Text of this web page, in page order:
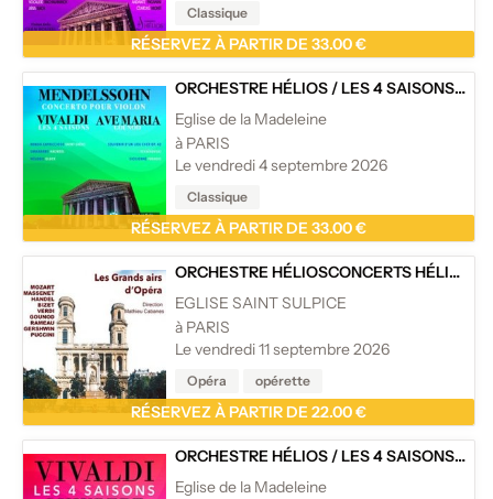
Classique
RÉSERVEZ À PARTIR DE 33.00 €
ORCHESTRE HÉLIOS /LES 4 SAISONS DE VIVALDI EXTRAITS, AVE MARIA - CONCERTO DE MENDELSSOHN - EGLISE DE LA MADELEINE
Eglise de la Madeleine
à PARIS
Le vendredi 4 septembre 2026
Classique
RÉSERVEZ À PARTIR DE 33.00 €
ORCHESTRE HÉLIOSCONCERTS HÉLIOS
EGLISE SAINT SULPICE
à PARIS
Le vendredi 11 septembre 2026
Opéra opérette
RÉSERVEZ À PARTIR DE 22.00 €
ORCHESTRE HÉLIOS /LES 4 SAISONS DE VIVALDI, AVE MARIA ET CÉLÈBRES ADAGIOS - EGLISE DE LA MADELEINE, PARIS
Eglise de la Madeleine